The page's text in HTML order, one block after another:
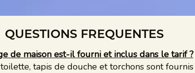
QUESTIONS FREQUENTES
de maison est-il fourni et inclus dans le tarif ?
tapis de douche et torchons sont